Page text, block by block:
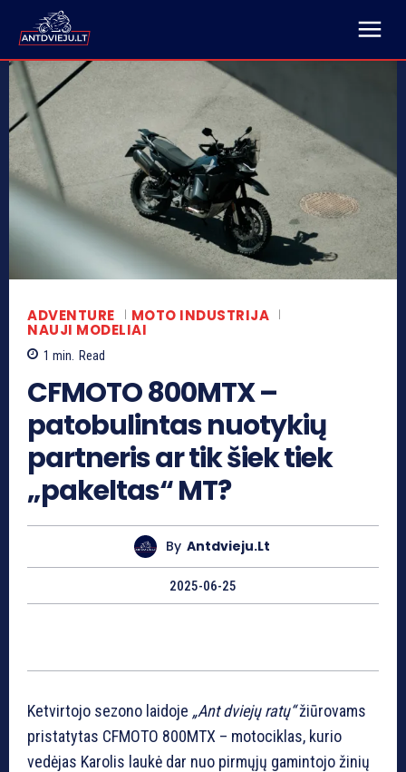
ADVENTURE MOTO INDUSTRIJA
NAUJI MODELIAI
1 min. Read
CFMOTO 800MTX –
patobulintas nuotykių
partneris ar tik šiek tiek
„pakeltas“ MT?
By Antdvieju.lt
2025-06-25
Ketvirtojo sezono laidoje „Ant dviejų ratų“žiūrovams
pristatytas CFMOTO 800MTX – motociklas, kurio
vedėjas Karolis laukė dar nuo pirmųjų gamintojo žinių